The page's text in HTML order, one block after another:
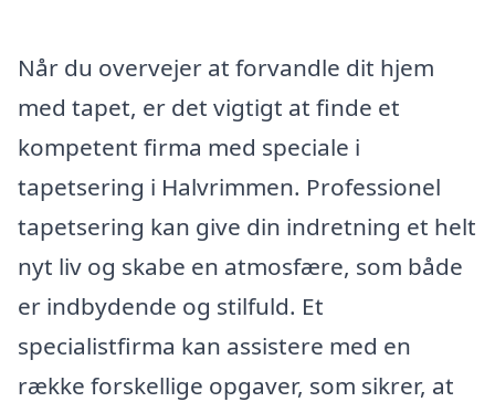
Når du overvejer at forvandle dit hjem
med tapet, er det vigtigt at finde et
kompetent firma med speciale i
tapetsering i Halvrimmen. Professionel
tapetsering kan give din indretning et helt
nyt liv og skabe en atmosfære, som både
er indbydende og stilfuld. Et
specialistfirma kan assistere med en
række forskellige opgaver, som sikrer, at